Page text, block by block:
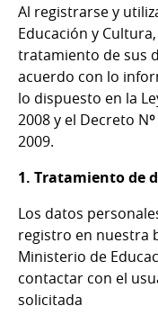
Al registrarse y
Educación y
tratamiento de sus
acuerdo con lo
lo dispuesto en la
2008 y el Decreto
2009.
1. Tratamiento de
Los datos
registro en nuestra
Ministerio de
contactar con el
solicitada